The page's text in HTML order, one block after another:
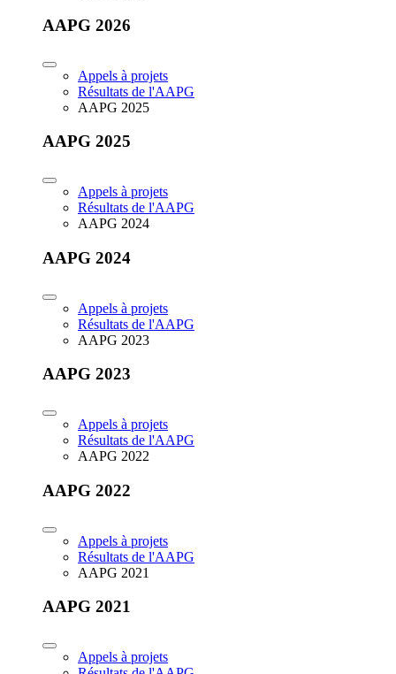
AAPG 2026
Appels à projets
Résultats de l'AAPG
AAPG 2025
AAPG 2025
Appels à projets
Résultats de l'AAPG
AAPG 2024
AAPG 2024
Appels à projets
Résultats de l'AAPG
AAPG 2023
AAPG 2023
Appels à projets
Résultats de l'AAPG
AAPG 2022
AAPG 2022
Appels à projets
Résultats de l'AAPG
AAPG 2021
AAPG 2021
Appels à projets